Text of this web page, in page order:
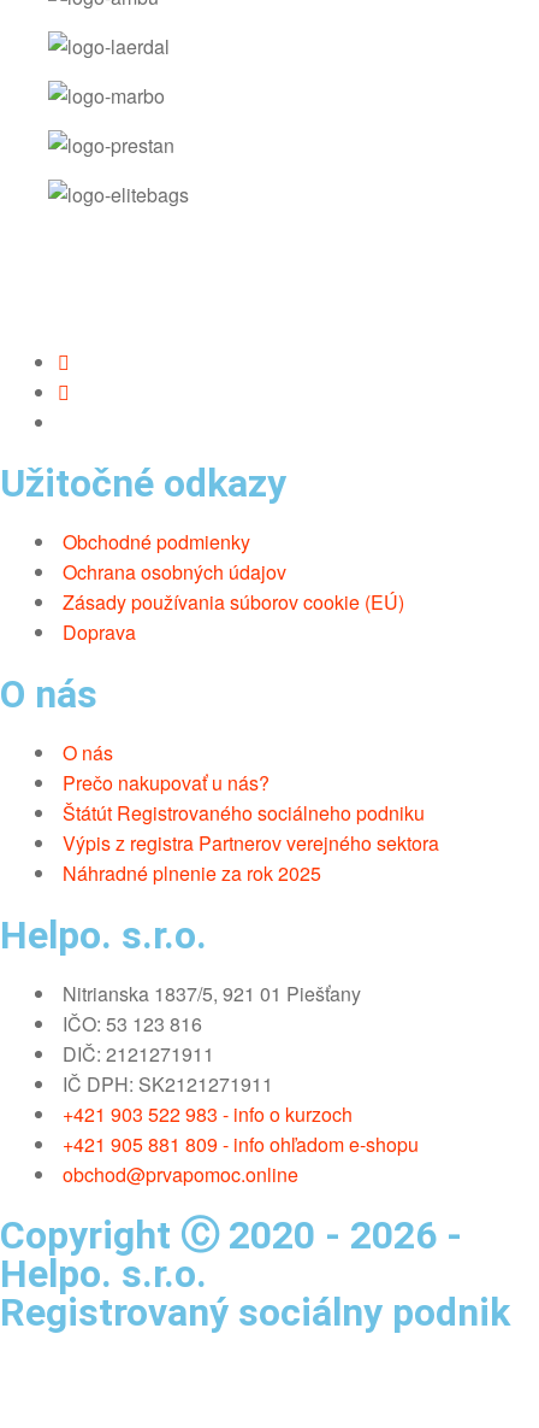
Užitočné odkazy
Obchodné podmienky
Ochrana osobných údajov
Zásady používania súborov cookie (EÚ)
Doprava
O nás
O nás
Prečo nakupovať u nás?
Štátút Registrovaného sociálneho podniku
Výpis z registra Partnerov verejného sektora
Náhradné plnenie za rok 2025
Helpo. s.r.o.
Nitrianska 1837/5, 921 01 Piešťany
IČO: 53 123 816
DIČ: 2121271911
IČ DPH: SK2121271911
+421 903 522 983 - info o kurzoch
+421 905 881 809 - info ohľadom e-shopu
obchod@prvapomoc.online
Copyright Ⓒ 2020 - 2026 -
Helpo. s.r.o.
Registrovaný sociálny podnik